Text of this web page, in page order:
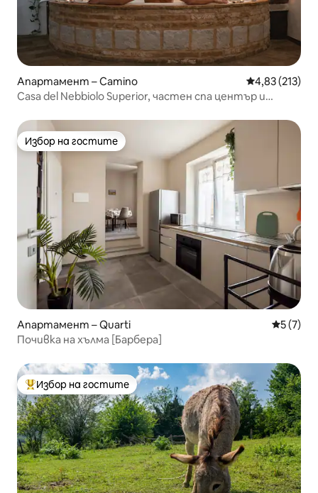
Апартамент – Camino Средна
4,83 (213)
Casa del Nebbiolo Superior, частен спа център и
Избор на гостите
Избор на гостите
Апартамент – Quarti Средна
5 (7)
Почивка на хълма [Барбера]
Най-популярен избор на гостите
Избор на гостите